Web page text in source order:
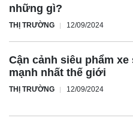
không gian bên trong.
Nội thất xe được nâng cấp
âm thanh sống động Infinity
cảnh mang đến cảm giác
những gì?
THỊ TRƯỜNG 12/09/2024
Cận cảnh siêu phẩm xe
mạnh nhất thế giới
THỊ TRƯỜNG 12/09/2024